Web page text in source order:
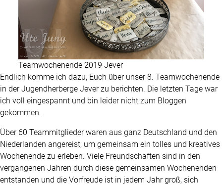
Teamwochenende 2019 Jever
Endlich komme ich dazu, Euch über unser 8. Teamwochenende
in der Jugendherberge Jever zu berichten. Die letzten Tage war
ich voll eingespannt und bin leider nicht zum Bloggen
gekommen.
Über 60 Teammitglieder waren aus ganz Deutschland und den
Niederlanden angereist, um gemeinsam ein tolles und kreatives
Wochenende zu erleben. Viele Freundschaften sind in den
vergangenen Jahren durch diese gemeinsamen Wochenenden
entstanden und die Vorfreude ist in jedem Jahr groß, sich